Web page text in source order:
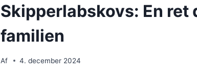
Skipperlabskovs: En ret
familien
Af 4. december 2024